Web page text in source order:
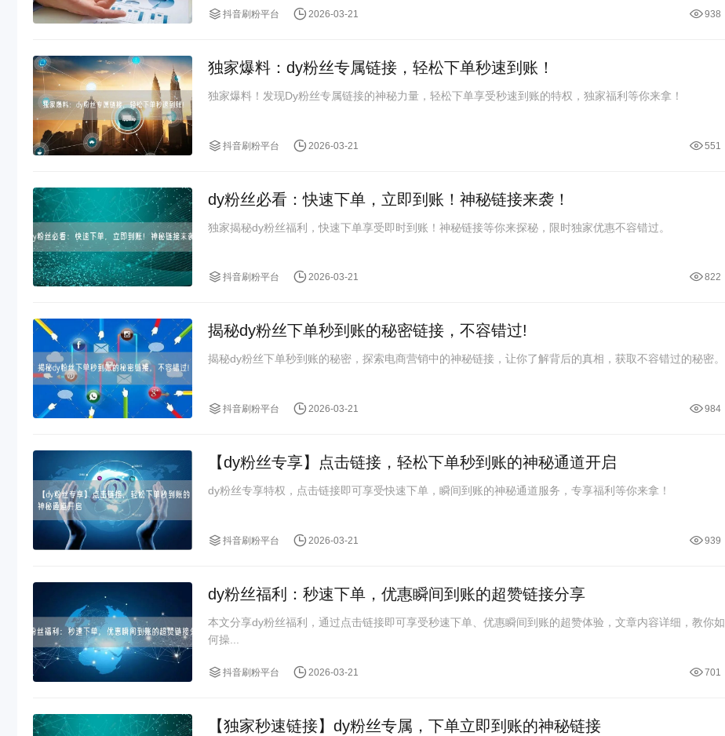
抖音刷粉平台 2026-03-21 938
独家爆料：dy粉丝专属链接，轻松下单秒速到账！
独家爆料！发现Dy粉丝专属链接的神秘力量，轻松下单享受秒速到账的特权，独家福利等你来拿！
抖音刷粉平台 2026-03-21 551
dy粉丝必看：快速下单，立即到账！神秘链接来袭！
独家揭秘dy粉丝福利，快速下单享受即时到账！神秘链接等你来探秘，限时独家优惠不容错过。
抖音刷粉平台 2026-03-21 822
揭秘dy粉丝下单秒到账的秘密链接，不容错过!
揭秘dy粉丝下单秒到账的秘密，探索电商营销中的神秘链接，让你了解背后的真相，获取不容错过的秘密。
抖音刷粉平台 2026-03-21 984
【dy粉丝专享】点击链接，轻松下单秒到账的神秘通道开启
dy粉丝专享特权，点击链接即可享受快速下单，瞬间到账的神秘通道服务，专享福利等你来拿！
抖音刷粉平台 2026-03-21 939
dy粉丝福利：秒速下单，优惠瞬间到账的超赞链接分享
本文分享dy粉丝福利，通过点击链接即可享受秒速下单、优惠瞬间到账的超赞体验，文章内容详细，教你如
何操...
抖音刷粉平台 2026-03-21 701
【独家秒速链接】dy粉丝专属，下单立即到账的神秘链接